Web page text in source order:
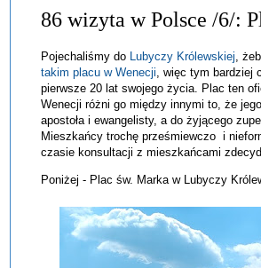
86 wizyta w Polsce /6/:
Pojechaliśmy do Lubyczy Królewskiej,
takim placu w Wenecji, więc tym bardziej
pierwsze 20 lat swojego życia. Plac ten
Wenecji różni go między innymi to, że
apostoła i ewangelisty, a do żyjącego
Mieszkańcy trochę prześmiewczo i
czasie konsultacji z mieszkańcami
Poniżej - Plac św. Marka w Lubyczy